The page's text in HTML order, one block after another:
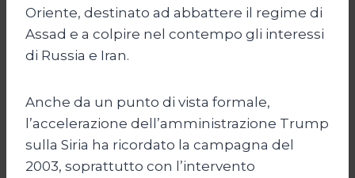
Oriente, destinato ad abbattere il regime di
Assad e a colpire nel contempo gli interessi
di Russia e Iran.
Anche da un punto di vista formale,
l’accelerazione dell’amministrazione Trump
sulla Siria ha ricordato la campagna del
2003, soprattutto con l’intervento